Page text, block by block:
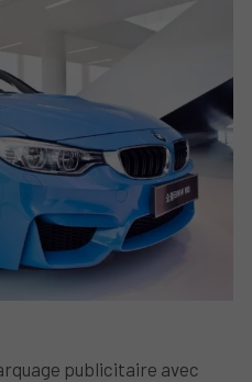
publicitaire avec